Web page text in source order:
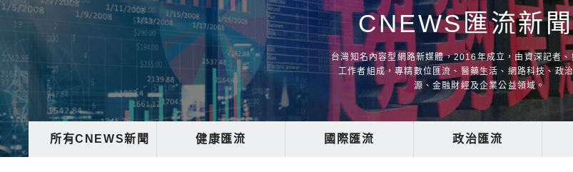
CNEWS匯流新
台灣知名內容型網路新媒體，2016年成立，由資深記者
工作者組成，專精數位匯流、醫藥生活、網路科技、政
源、金融財經及企業公益領域。
所有CNEWS新聞 健康匯流 國際匯流 政治匯流